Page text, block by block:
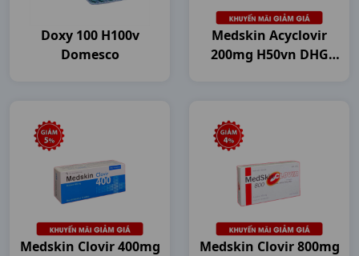
Doxy 100 H100v
Domesco
Medskin Acyclovir
200mg H50vn DHG
Medskin Clovir 400mg
Medskin Clovir 800mg